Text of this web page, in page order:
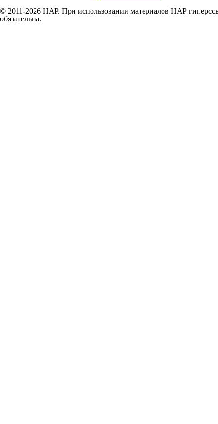
© 2011-2026 НАР. При использовании материалов НАР
обязательна.